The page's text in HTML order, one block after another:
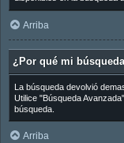
Arriba
¿Por qué mi
La búsqueda devolvió
Utilice "Búsqueda
búsqueda.
Arriba